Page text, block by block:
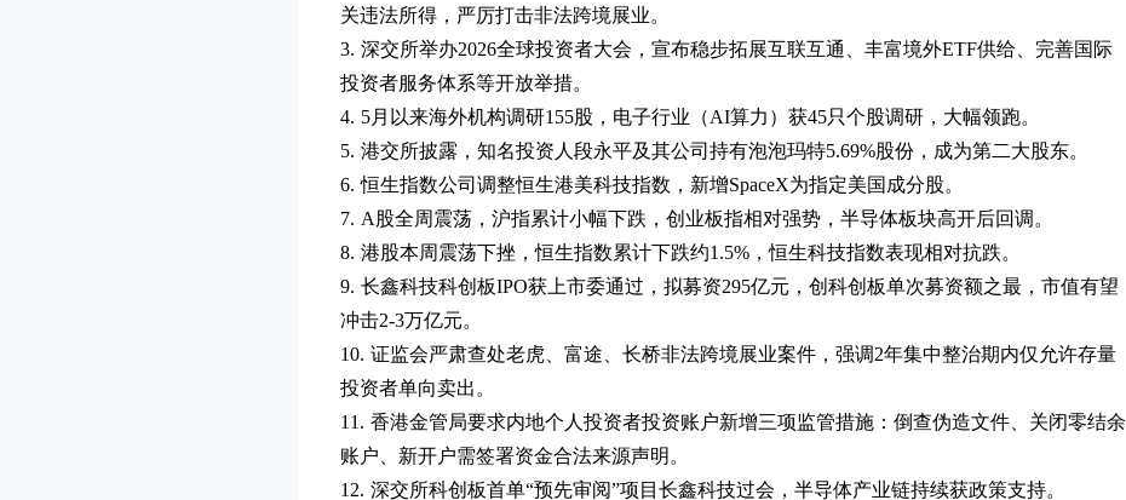
关违法所得，严厉打击非法跨境展业。
3. 深交所举办2026全球投资者大会，宣布稳步拓展互联互通、丰富境外ETF供给、完善国际
投资者服务体系等开放举措。
4. 5月以来海外机构调研155股，电子行业（AI算力）获45只个股调研，大幅领跑。
5. 港交所披露，知名投资人段永平及其公司持有泡泡玛特5.69%股份，成为第二大股东。
6. 恒生指数公司调整恒生港美科技指数，新增SpaceX为指定美国成分股。
7. A股全周震荡，沪指累计小幅下跌，创业板指相对强势，半导体板块高开后回调。
8. 港股本周震荡下挫，恒生指数累计下跌约1.5%，恒生科技指数表现相对抗跌。
9. 长鑫科技科创板IPO获上市委通过，拟募资295亿元，创科创板单次募资额之最，市值有望
冲击2-3万亿元。
10. 证监会严肃查处老虎、富途、长桥非法跨境展业案件，强调2年集中整治期内仅允许存量
投资者单向卖出。
11. 香港金管局要求内地个人投资者投资账户新增三项监管措施：倒查伪造文件、关闭零结余
账户、新开户需签署资金合法来源声明。
12. 深交所科创板首单“预先审阅”项目长鑫科技过会，半导体产业链持续获政策支持。